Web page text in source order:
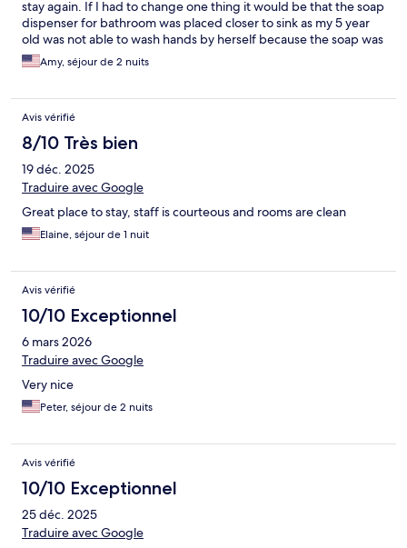
stay again. If I had to change one thing it would be that the soap
dispenser for bathroom was placed closer to sink as my 5 year
old was not able to wash hands by herself because the soap was
too far out of reach. I didn’t ask to see if they would just provide
us with a soap dispenser not attached to wall or a step stool for
Amy, séjour de 2 nuits
Avis vérifié
8/10 Très bien
19 déc. 2025
Traduire avec Google
Great place to stay, staff is courteous and rooms are clean
Elaine, séjour de 1 nuit
Avis vérifié
10/10 Exceptionnel
6 mars 2026
Traduire avec Google
Very nice
Peter, séjour de 2 nuits
Avis vérifié
10/10 Exceptionnel
25 déc. 2025
Traduire avec Google